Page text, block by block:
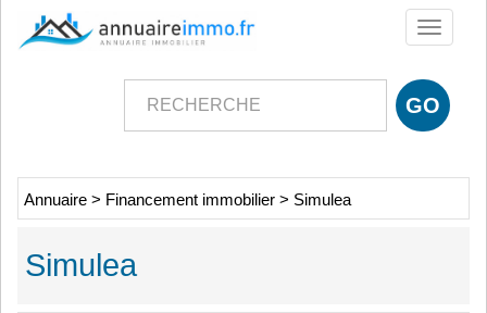
Toggle
Annuaire > Financement immobilier > Simulea
Simulea